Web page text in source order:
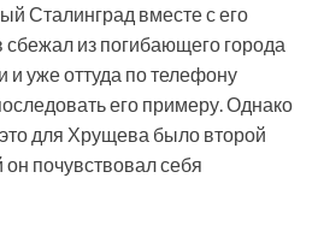
Сталинград вместе с его
из погибающего города
и уже оттуда по телефону
его примеру. Однако
для Хрущева было второй
он почувствовал себя